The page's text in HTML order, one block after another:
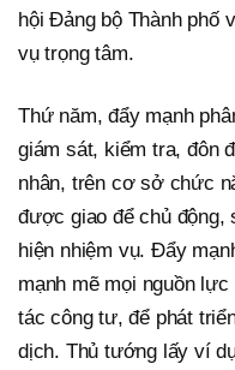
hội Đảng bộ Thành phố
vụ trọng tâm.
Thứ năm, đẩy mạnh
giám sát, kiểm tra, đôn
nhân, trên cơ sở chức
được giao để chủ động,
hiện nhiệm vụ. Đẩy
mạnh mẽ mọi nguồn
tác công tư, để phát
dịch. Thủ tướng lấy ví